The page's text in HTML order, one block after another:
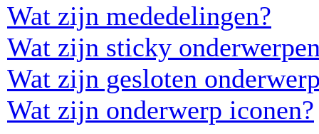
Wat zijn mededelingen?
Wat zijn sticky
Wat zijn gesloten
Wat zijn onderwerp iconen?